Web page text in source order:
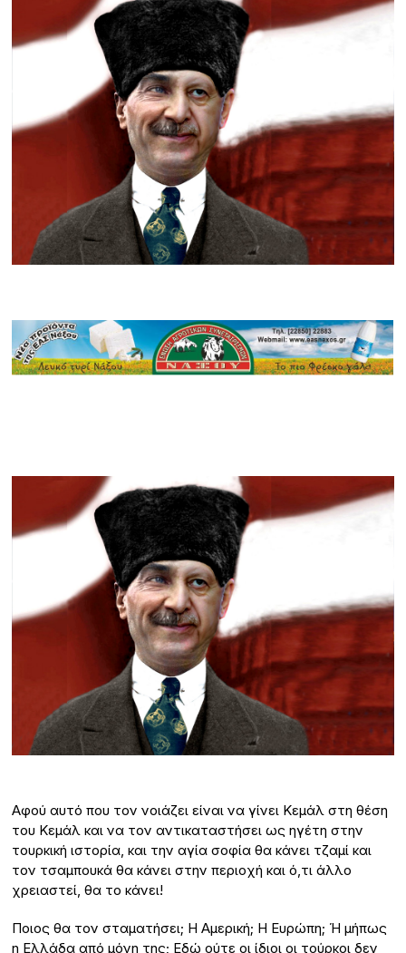
Αφού αυτό που τον νοιάζει είναι να γίνει Κεμάλ στη θέση
του Κεμάλ και να τον αντικαταστήσει ως ηγέτη στην
τουρκική ιστορία, και την αγία σοφία θα κάνει τζαμί και
τον τσαμπουκά θα κάνει στην περιοχή και ό,τι άλλο
χρειαστεί, θα το κάνει!
Ποιος θα τον σταματήσει; Η Αμερική; Η Ευρώπη; Ή μήπως
η Ελλάδα από μόνη της; Εδώ ούτε οι ίδιοι οι τούρκοι δεν